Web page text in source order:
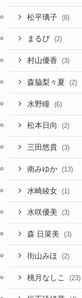
松平璃子 (8)
まるぴ (2)
村山優香 (3)
森脇梨々夏 (2)
水野瞳 (6)
松本日向 (2)
三田悠貴 (3)
南みゆか (13)
水崎綾女 (1)
水咲優美 (3)
森 日菜美 (3)
街山みほ (2)
桃月なしこ (23)